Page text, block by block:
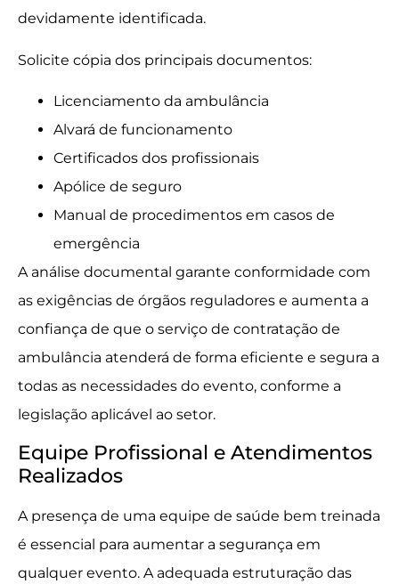
devidamente identificada.
Solicite cópia dos principais documentos:
Licenciamento da ambulância
Alvará de funcionamento
Certificados dos profissionais
Apólice de seguro
Manual de procedimentos em casos de
emergência
A análise documental garante conformidade com
as exigências de órgãos reguladores e aumenta a
confiança de que o serviço de contratação de
ambulância atenderá de forma eficiente e segura a
todas as necessidades do evento, conforme a
legislação aplicável ao setor.
Equipe Profissional e Atendimentos
Realizados
A presença de uma equipe de saúde bem treinada
é essencial para aumentar a segurança em
qualquer evento. A adequada estruturação das